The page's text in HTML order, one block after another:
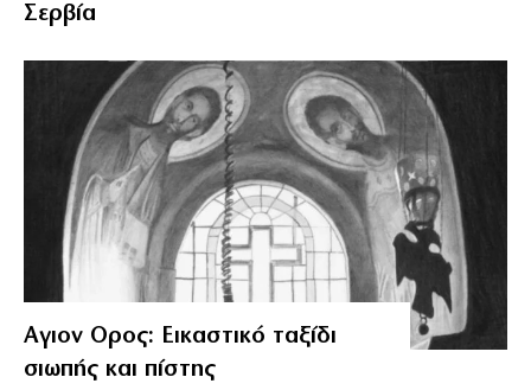
Σερβία
Αγιον Ορος: Εικαστικό ταξίδι
σιωπής και πίστης